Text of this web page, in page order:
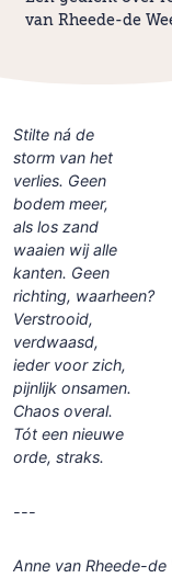
van Rheede-de
Stilte ná de
storm van het
verlies. Geen
bodem meer,
als los zand
waaien wij alle
kanten. Geen
richting, waarheen?
Verstrooid,
verdwaasd,
ieder voor zich,
pijnlijk onsamen.
Chaos overal.
Tót een nieuwe
orde, straks.
---
Anne van Rheede-